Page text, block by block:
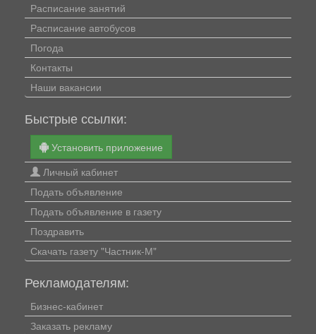
Расписание занятий
Расписание автобусов
Погода
Контакты
Наши вакансии
Быстрые ссылки:
Установить приложение
Личный кабинет
Подать объявление
Подать объявление в газету
Поздравить
Скачать газету "Частник-М"
Рекламодателям:
Бизнес-кабинет
Заказать рекламу